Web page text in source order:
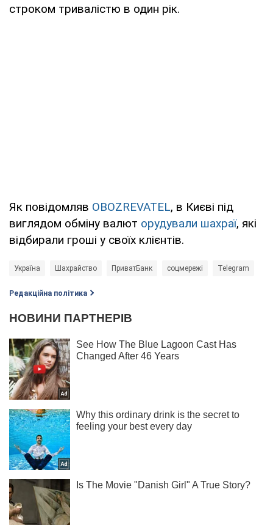
строком тривалістю в один рік.
Як повідомляв OBOZREVATEL, в Києві під
виглядом обміну валют орудували шахраї, які
відбирали гроші у своїх клієнтів.
Україна Шахрайство ПриватБанк соцмережі Telegram
Редакційна політика